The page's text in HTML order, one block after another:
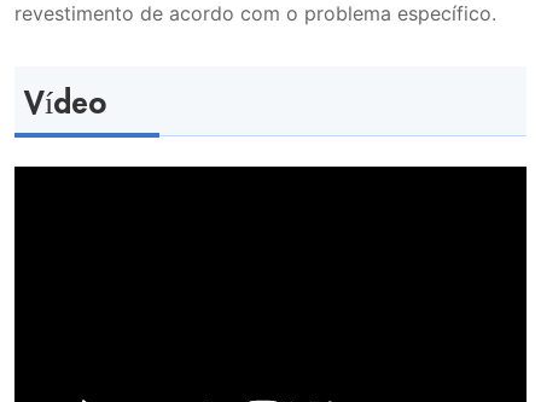
revestimento de acordo com o problema específico.
Vídeo